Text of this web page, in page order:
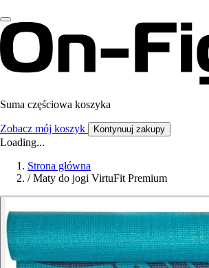
Suma częściowa koszyka
Zobacz mój koszyk Kontynuuj zakupy
Loading...
Strona główna
/ Maty do jogi VirtuFit Premium